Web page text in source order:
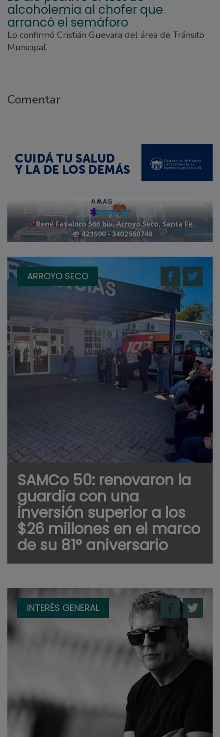
alcoholemia al chofer que
arrancó el semáforo
Lo confirmó Cristián Guevara del área de Tránsito
Municipal.
Comentar
ARROYO SECO
SAMCo 50: renovaron la
guardia con una
inversión superior a los
$26 millones en el marco
de su 81° aniversario
INTERÉS GENERAL